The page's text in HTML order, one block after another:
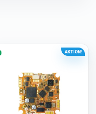
AKTION!